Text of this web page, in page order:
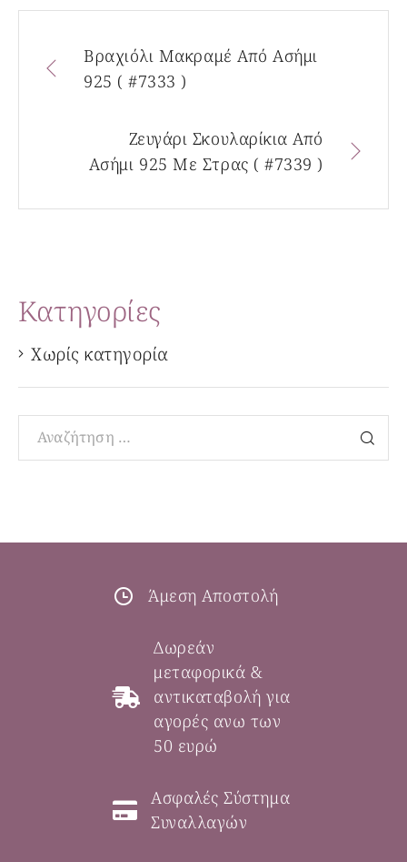
Βραχιόλι Μακραμέ Από Ασήμι
925 ( #7333 )
Ζευγάρι Σκουλαρίκια Από
Ασήμι 925 Με Στρας ( #7339 )
Kατηγορίες
Χωρίς κατηγορία
Άμεση Αποστολή
Δωρεάν
μεταφορικά &
αντικαταβολή για
αγορές ανω των
50 ευρώ
Ασφαλές Σύστημα
Συναλλαγών